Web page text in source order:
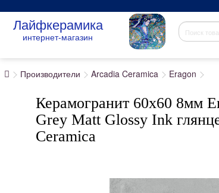
Лайфкерамика
интернет-магазин
Производители Arcadia Ceramica Eragon
Керамогранит 60x60 8мм
Grey Matt Glossy Ink
Ceramica